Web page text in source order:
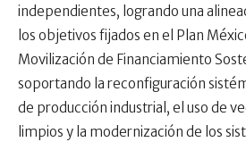
independientes, logrando una
los objetivos fijados en el Plan
Movilización de Financiamiento
soportando la reconfiguración
de producción industrial, el uso de
limpios y la modernización de los